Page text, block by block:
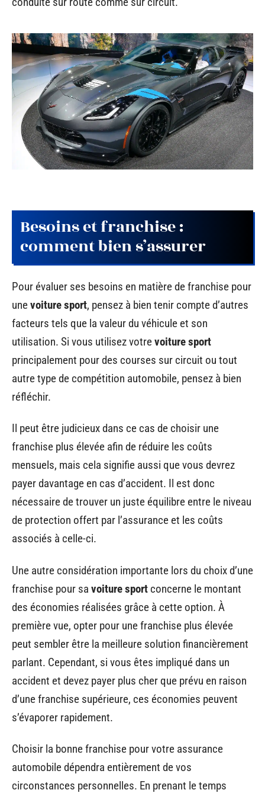
Besoins et franchise :
comment bien s’assurer
Pour évaluer ses besoins en matière de franchise pour
unevoiture sport, pensez à bien tenir compte d’autres
facteurs tels que la valeur du véhicule et son
utilisation. Si vous utilisez votrevoiture sport
principalement pour des courses sur circuit ou tout
autre type de compétition automobile, pensez à bien
réfléchir.
Il peut être judicieux dans ce cas de choisir une
franchise plus élevée afin de réduire les coûts
mensuels, mais cela signifie aussi que vous devrez
payer davantage en cas d’accident. Il est donc
nécessaire de trouver un juste équilibre entre le niveau
de protection offert par l’assurance et les coûts
associés à celle-ci.
Une autre considération importante lors du choix d’une
franchise pour sa voiture sport concerne le montant
des économies réalisées grâce à cette option. À
première vue, opter pour une franchise plus élevée
peut sembler être la meilleure solution financièrement
parlant. Cependant, si vous êtes impliqué dans un
accident et devez payer plus cher que prévu en raison
d’une franchise supérieure, ces économies peuvent
s’évaporer rapidement.
Choisir la bonne franchise pour votre assurance
automobile dépendra entièrement de vos
circonstances personnelles. En prenant le temps